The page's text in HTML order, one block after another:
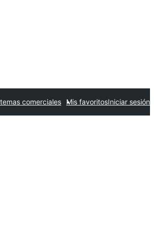
comerciales Mis favoritosIniciar sesión